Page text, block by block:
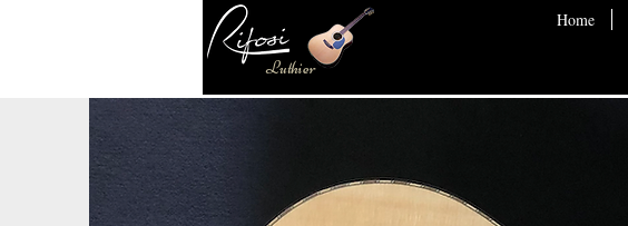
Luthier
Home